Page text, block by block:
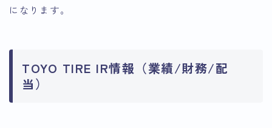
になります。
TOYO TIRE IR情報（業績/財務/配
当）